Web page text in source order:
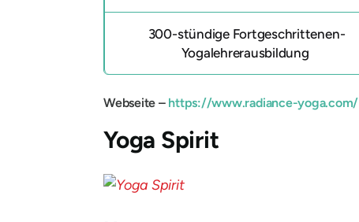
300-stündige Fortgeschrittenen-
Yogalehrerausbildung
Webseite –https://www.radiance-yoga.com/
Yoga Spirit